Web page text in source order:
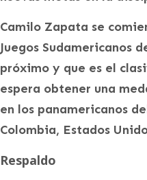
Camilo Zapata se
Juegos Sudamericanos
próximo y que es el
espera obtener una
en los panamericanos
Colombia, Estados
Respaldo